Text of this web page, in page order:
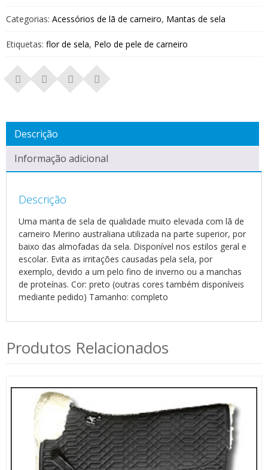
Categorias: Acessórios de lã de carneiro, Mantas de sela
Etiquetas: flor de sela, Pelo de pele de carneiro
Descrição
Informação adicional
Descrição
Uma manta de sela de qualidade muito elevada com lã de
carneiro Merino australiana utilizada na parte superior, por
baixo das almofadas da sela. Disponível nos estilos geral e
escolar. Evita as irritações causadas pela sela, por
exemplo, devido a um pelo fino de inverno ou a manchas
de proteínas. Cor: preto (outras cores também disponíveis
mediante pedido) Tamanho: completo
Produtos Relacionados